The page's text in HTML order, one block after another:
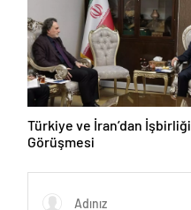
Türkiye ve İran’dan İşbirliği
Görüşmesi